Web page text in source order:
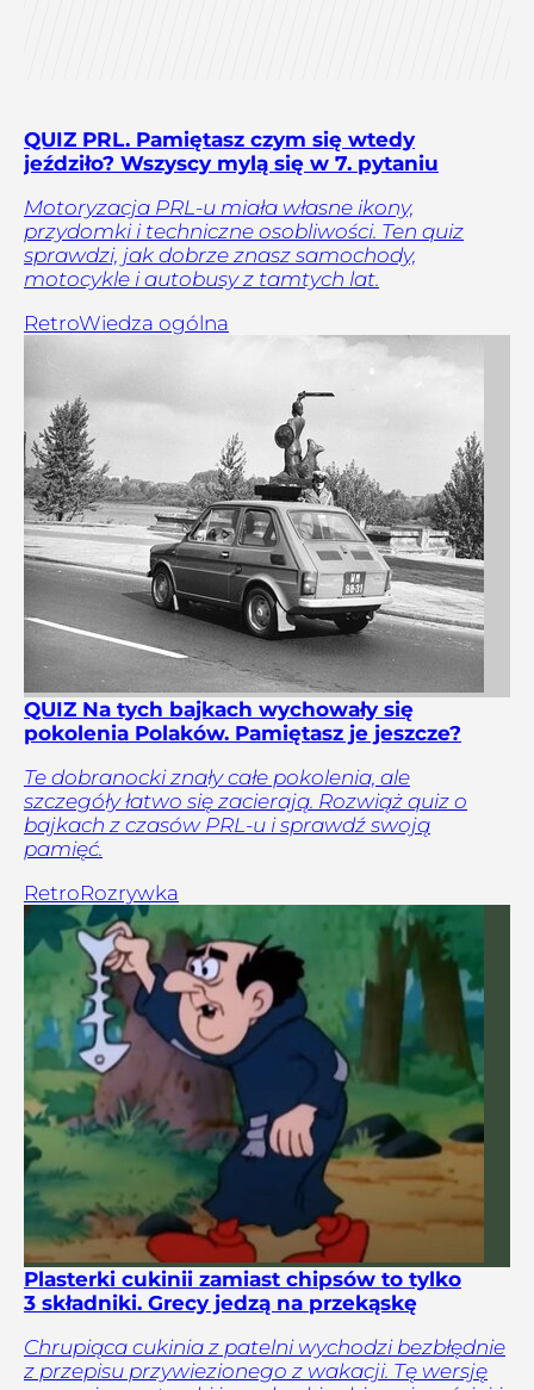
QUIZ PRL. Pamiętasz czym się wtedy
jeździło? Wszyscy mylą się w 7. pytaniu
Motoryzacja PRL-u miała własne ikony,
przydomki i techniczne osobliwości. Ten quiz
sprawdzi, jak dobrze znasz samochody,
motocykle i autobusy z tamtych lat.
RetroWiedza ogólna
QUIZ Na tych bajkach wychowały się
pokolenia Polaków. Pamiętasz je jeszcze?
Te dobranocki znały całe pokolenia, ale
szczegóły łatwo się zacierają. Rozwiąż quiz o
bajkach z czasów PRL-u i sprawdź swoją
pamięć.
RetroRozrywka
Plasterki cukinii zamiast chipsów to tylko
3 składniki. Grecy jedzą na przekąskę
Chrupiąca cukinia z patelni wychodzi bezbłędnie
z przepisu przywiezionego z wakacji. Tę wersję